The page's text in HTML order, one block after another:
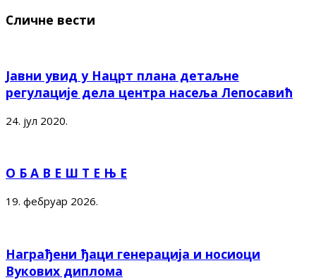
Сличне вести
Јавни увид у Нацрт плана детаљне
регулације дела центра насеља Лепосавић
24. јул 2020.
О Б А В Е Ш Т Е Њ Е
19. фебруар 2026.
Награђени ђаци генерација и носиоци
Вукових диплома